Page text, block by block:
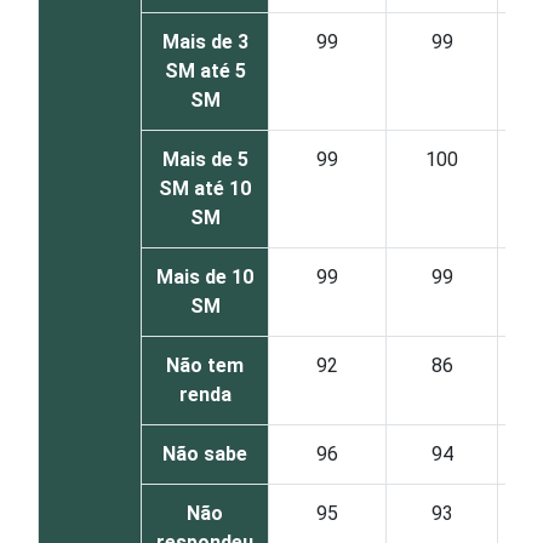
Mais de 3
SM até 5
SM
99 99
Mais de 5
SM até 10
SM
99 100
Mais de 10
SM
99 99
Não tem
renda
92 86
Não sabe 96 94
Não
95 93